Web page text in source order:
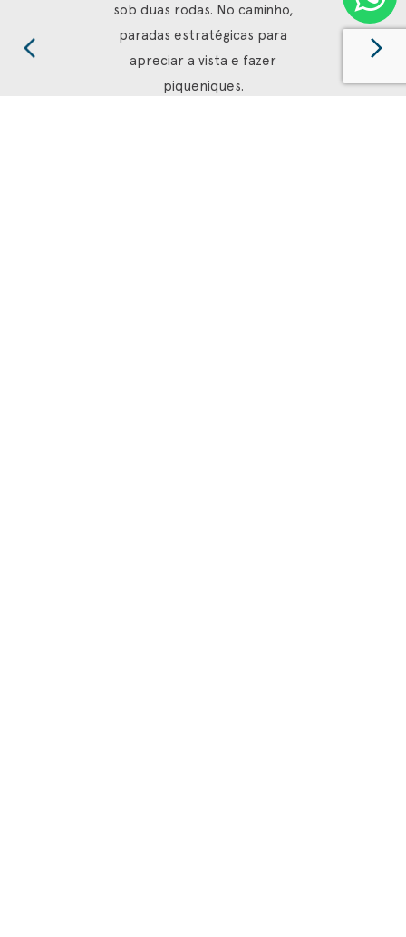
passeios de caiaque são um
verdadeiro respiro no meio
das férias. Como companhia,
o barulho dos pássaros e o